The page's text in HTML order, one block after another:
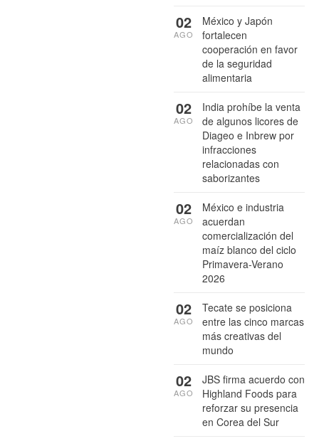
México y Japón
fortalecen
cooperación en favor
de la seguridad
alimentaria
02
AGO
India prohíbe la venta
de algunos licores de
Diageo e Inbrew por
infracciones
relacionadas con
saborizantes
02
AGO
México e industria
acuerdan
comercialización del
maíz blanco del ciclo
Primavera-Verano
2026
02
AGO
Tecate se posiciona
entre las cinco marcas
más creativas del
mundo
02
AGO
JBS firma acuerdo con
Highland Foods para
reforzar su presencia
en Corea del Sur
02
AGO